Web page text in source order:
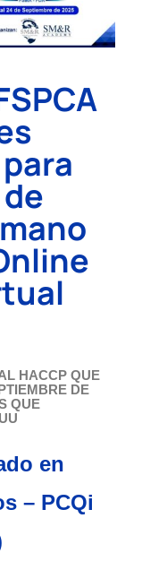
HACCP QUE
DE
QUE
en
– PCQi